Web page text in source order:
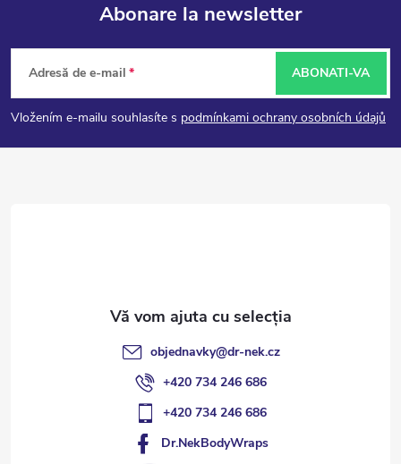
S
u
b
Abonare la newsletter
Adresă de e-mail
Vložením e-mailu souhlasíte s podmínkami ochrany osobních údajů
ABONATI-VA
objednavky@dr-nek.cz
+420 734 246 686
+420 734 246 686
Dr.NekBodyWraps